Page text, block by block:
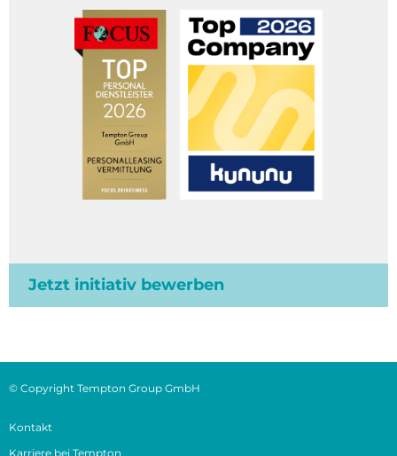
Jetzt initiativ bewerben
© Copyright Tempton Group GmbH
Kontakt
Karriere bei Tempton